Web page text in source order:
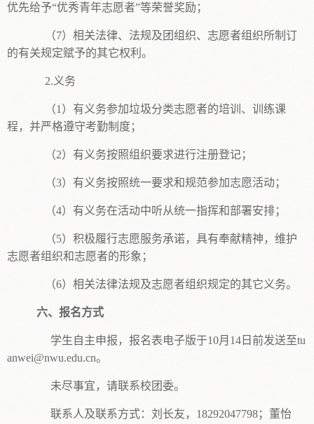
优先给予“优秀青年志愿者”等荣誉奖励；
（7）相关法律、法规及团组织、志愿者组织所制订
的有关规定赋予的其它权利。
2.义务
（1）有义务参加垃圾分类志愿者的培训、训练课
程，并严格遵守考勤制度；
（2）有义务按照组织要求进行注册登记；
（3）有义务按照统一要求和规范参加志愿活动；
（4）有义务在活动中听从统一指挥和部署安排；
（5）积极履行志愿服务承诺，具有奉献精神，维护
志愿者组织和志愿者的形象；
（6）相关法律法规及志愿者组织规定的其它义务。
六、报名方式
学生自主申报，报名表电子版于10月14日前发送至tu
anwei@nwu.edu.cn。
未尽事宜，请联系校团委。
联系人及联系方式：刘长友，18292047798；董怡